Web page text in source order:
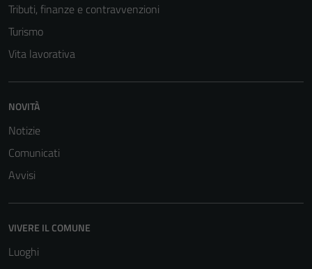
Tributi, finanze e contravvenzioni
Turismo
Vita lavorativa
NOVITÀ
Notizie
Comunicati
Avvisi
VIVERE IL COMUNE
Luoghi